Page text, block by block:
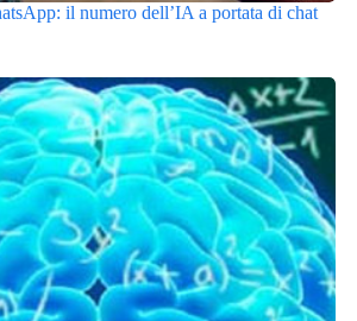
il numero dell’IA a portata di chat